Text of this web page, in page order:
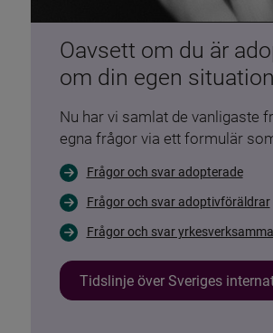
Oavsett om du är
om din egen
Nu har vi samlat de vanligaste
egna frågor via ett formulär
Frågor och svar adopterade
Frågor och svar adoptivföräldrar
Frågor och svar yrkesverksamma
Tidslinje över Sveriges